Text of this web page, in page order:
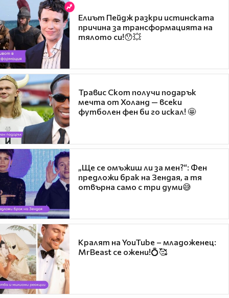
Елиът Пейдж разкри истинската
причина за трансформацията на
тялото си!😯💥
Травис Скот получи подарък
мечта от Холанд — всеки
футболен фен би го искал! 🤩
„Ще се омъжиш ли за мен?“: Фен
предложи брак на Зендая, а тя
отвърна само с три думи😅
Кралят на YouTube – младоженец:
MrBeast се ожени!💍🥰